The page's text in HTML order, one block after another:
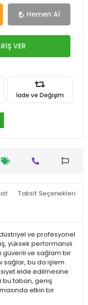
Hemen Al
VER
İade ve Değişim
Taksit Seçenekleri
ve profesyonel
yüksek performanslı
güvenli ve sağlam bir
sağlar, bu da işlem
elde edilmesine
bu taban, geniş
etkin bir